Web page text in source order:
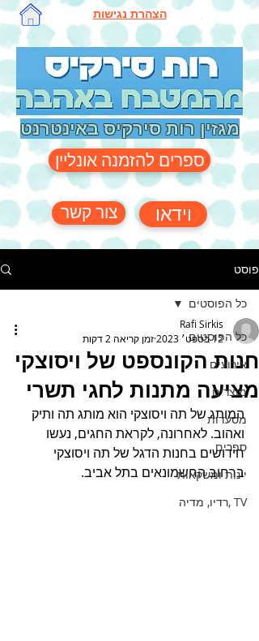
הצהרת נגישות
מגזין רות סירקיס באינטרנט
ספרים להזמנה אונליין
צור קשר וידאו
פוסט
כל הפוסטים
אירועים
מוצרים
מסעדות
ספרים
יינות ומשקאות
TV ,רדיו, מדיה
כל הפוסטים
חנות הקונספט של ויסוצקי
מציעה מתנות לחגי תשרי
Rafi Sirkis
12 בספט׳ 2023
זמן קריאה 2 דקות
המותג של תה ויסוצקי הוא מותג תה ותיק
ואהוב. לאחרונה, לקראת החגים, נעשו
חידושים בחנות הדגל של תה ויסוצקי
ברחוב החשמונאים בתל אביב.